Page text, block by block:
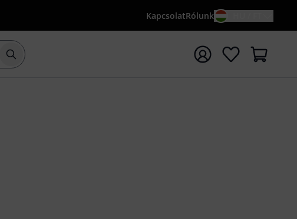
KapcsolatRólunk
Keresés indítása {searchTerm} keresőszóval